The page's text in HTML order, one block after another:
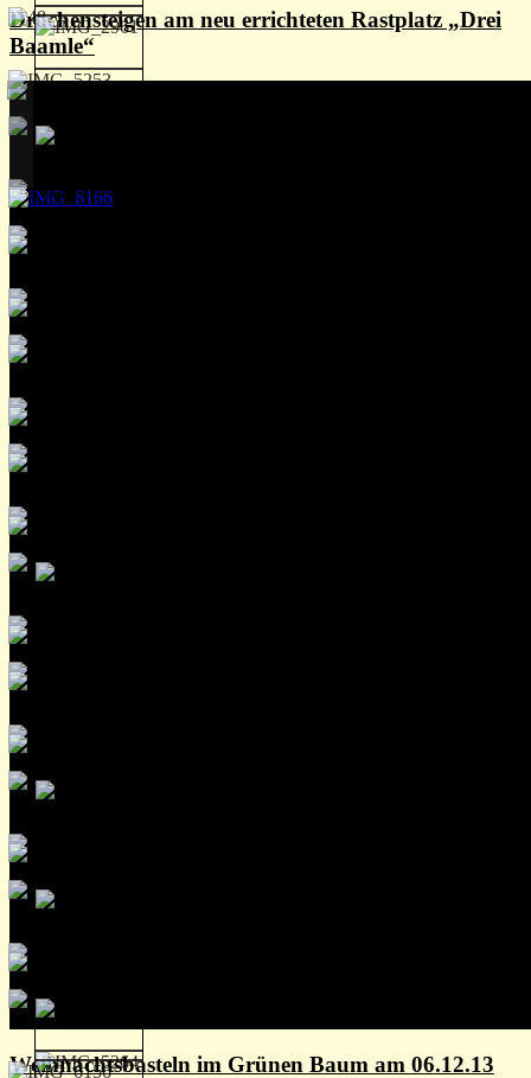
Drachensteigen am neu errichteten Rastplatz „Drei
Baamle“
Weihnachtsbasteln im Grünen Baum am 06.12.13